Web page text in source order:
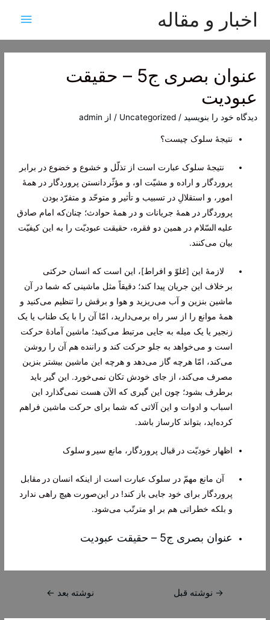
اخبار و مقاله
اصلی
عنوان بصری ج5 – حقیقت
عبودیت
دیدگاه‌ خود را بنویسید /
Uncategorized / از admin
نتیجۀ سلوک چیست؟
نتیجۀ سلوک عبارت است از تذلّل و خشوع و خضوع در برابر
پروردگار و اراده و مشیّت او، و مؤثّر دانستن پروردگار در همۀ
امور، و استقلالِ در تسبیب و تأثیر و متوحّد و متفرّد بودن
پروردگار در همۀ جریانات و در همۀ حوادث؛ چنان‌که امام صادق
علیه السّلام در همین دو فقره، حقیقت عبودیّت را به این کیفیّت
بیان می‌کنند.
لازمۀ این [غلوّ و افراط]، این است که انسان حرکتی
بر خلاف این جریان پیدا کند؛ دقیقاً مثل ماشینی که شما در آن
ماشین بنزین و آب می‌ریزید و هوا و برقش را تنظیم می‌کنید و
همۀ موانع را از سر راه برمی‌دارید، امّا آن را با یک طناب یا یک
زنجیر یا یک میله به جایی مرتبط می‌کنید؛ ماشین آمادۀ حرکت
است و می‌خواهد به جلو حرکت کند و راننده هم آن را روشن
می‌کند، امّا هرچه گاز می‌دهد و هرچه این ماشین بیشتر بنزین
مصرف می‌کند، از جای خودش تکان نمی‌خورد. این گیر باید
برطرف بشود؛ چون این گیری که الآن هست نمی‌گذارد این
اسباب و ادوات و این آلاتی که شما برای حرکت ماشین فراهم
کرده‌اید، بتواند کارساز باشد.
اظهار خودیّت در قبال پروردگار، مانع سیر و سلوک
آن مانع مهمّ در سلوک عبارت است از اینکه انسان در مقابل
پروردگار برای خود جایی باز کند! در این‌صورت هیچ راهی ندارد
و بلکه خطراتی هم بر او مترتّب می‌شود.
عنوان بصری ج5 – حقیقت عبودیت
راهبری
→ نوشته قبل نوشته بعد ←